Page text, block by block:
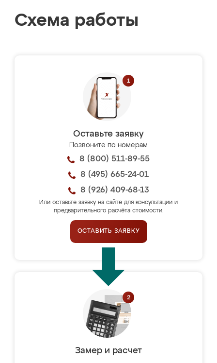
Схема работы
Оставьте заявку
Позвоните по номерам
8 (800) 511-89-55
8 (495) 665-24-01
8 (926) 409-68-13
Или оставьте заявку на сайте для консультации и
предварительного расчёта стоимости.
ОСТАВИТЬ ЗАЯВКУ
Замер и расчет